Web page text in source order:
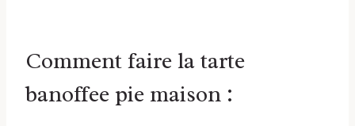
Comment faire la tarte
banoffee pie maison :